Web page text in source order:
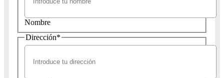
Nombre
Dirección*